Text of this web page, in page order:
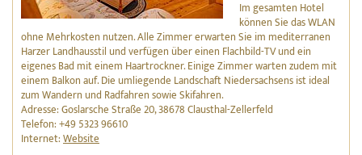
Im gesamten Hotel
können Sie das WLAN
ohne Mehrkosten nutzen. Alle Zimmer erwarten Sie im mediterranen
Harzer Landhausstil und verfügen über einen Flachbild-TV und ein
eigenes Bad mit einem Haartrockner. Einige Zimmer warten zudem mit
einem Balkon auf. Die umliegende Landschaft Niedersachsens ist ideal
zum Wandern und Radfahren sowie Skifahren.
Adresse: Goslarsche Straße 20, 38678 Clausthal-Zellerfeld
Telefon: +49 5323 96610
Internet:Website